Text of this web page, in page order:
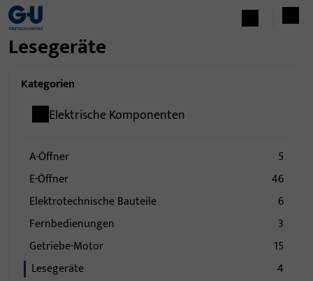
Lesegeräte
Kategorien
Elektrische Komponenten
A-Öffner
5
E-Öffner
46
Elektrotechnische Bauteile
6
Fernbedienungen
3
Getriebe-Motor
15
Lesegeräte
4